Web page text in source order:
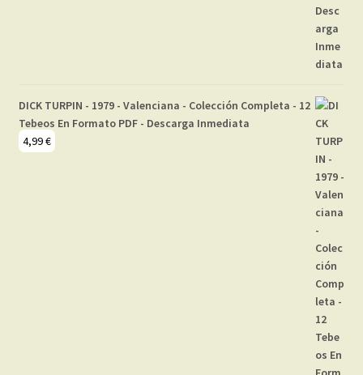
DICK TURPIN - 1979 - Valenciana - Colección Completa - 12
Tebeos En Formato PDF - Descarga Inmediata
4,99€